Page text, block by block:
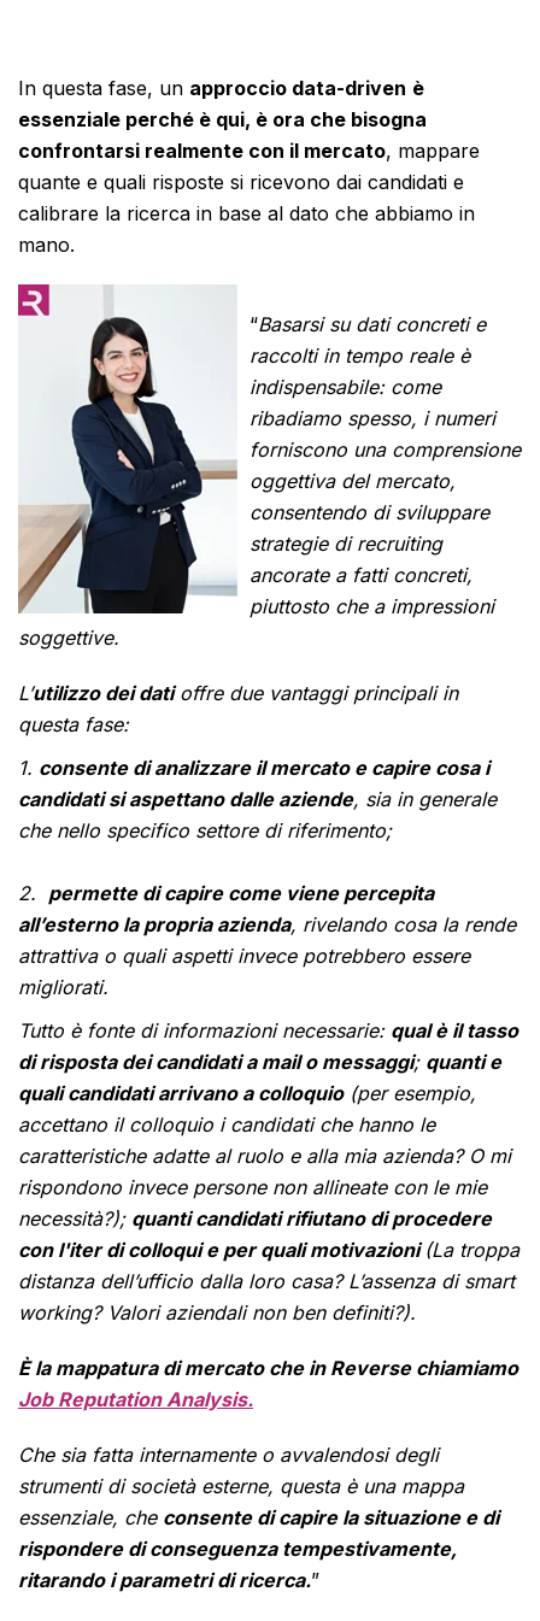
In questa fase, un approccio data-driven è
essenziale perché è qui, è ora che bisogna
confrontarsi realmente con il mercato, mappare
quante e quali risposte si ricevono dai candidati e
calibrare la ricerca in base al dato che abbiamo in
mano.
“Basarsi su dati concreti e
raccolti in tempo reale è
indispensabile: come
ribadiamo spesso, i numeri
forniscono una comprensione
oggettiva del mercato,
consentendo di sviluppare
strategie di recruiting
ancorate a fatti concreti,
piuttosto che a impressioni
soggettive.
L’utilizzo dei datioffre due vantaggi principali in
questa fase:
1. consente di analizzare il mercato e capire cosa i
candidati si aspettano dalle aziende, sia in generale
che nello specifico settore di riferimento;
2. permette di capire come viene percepita
all’esterno la propria azienda, rivelando cosa la rende
attrattiva o quali aspetti invece potrebbero essere
migliorati.
Tutto è fonte di informazioni necessarie: qual è il tasso
di risposta dei candidati a mail o messaggi; quanti e
quali candidati arrivano a colloquio(per esempio,
accettano il colloquio i candidati che hanno le
caratteristiche adatte al ruolo e alla mia azienda? O mi
rispondono invece persone non allineate con le mie
necessità?); quanti candidati rifiutano di procedere
con l'iter di colloqui e per quali motivazioni(La troppa
distanza dell’ufficio dalla loro casa? L’assenza di smart
working? Valori aziendali non ben definiti?).
È la mappatura di mercato che in Reverse chiamiamo
Job Reputation Analysis.
Che sia fatta internamente o avvalendosi degli
strumenti di società esterne, questa è una mappa
essenziale, che consente di capire la situazione e di
rispondere di conseguenza tempestivamente,
ritarando i parametri di ricerca.”